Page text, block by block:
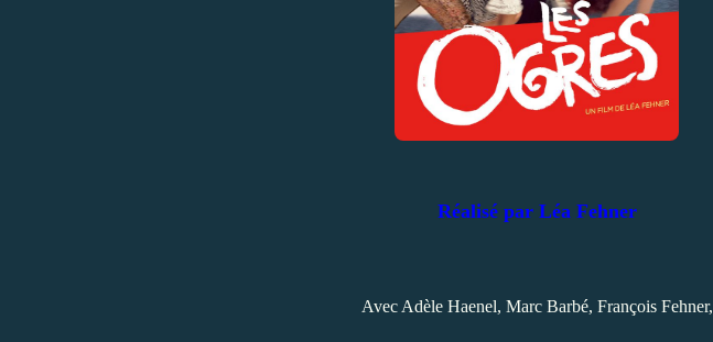
Réalisé par Léa Fehner
Avec Adèle Haenel, Marc Barbé, François Fehner,